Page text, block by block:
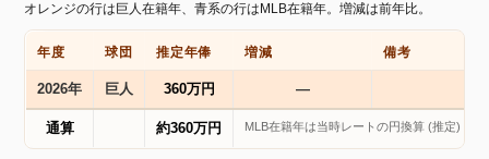
オレンジの行は巨人在籍年、青系の行はMLB在籍年。増減は前年比。
年度 球団 推定年俸 増減 備考
2026年 巨人 360万円 ―
通算 約360万円 MLB在籍年は当時レートの円換算 (推定) を